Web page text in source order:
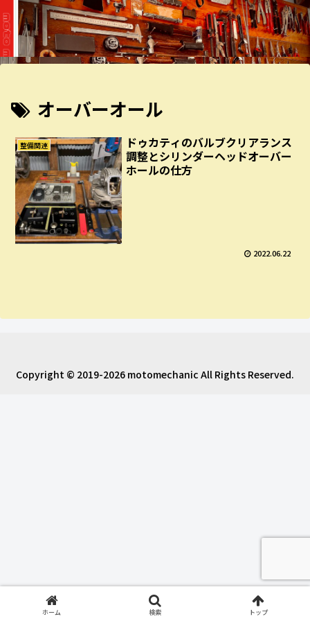
オーバーオール
整備関連
ドゥカティのバルブクリアランス
調整とシリンダーヘッドオーバー
ホールの仕方
2022.06.22
Copyright © 2019-2026 motomechanic All Rights Reserved.
ホーム 検索 トップ